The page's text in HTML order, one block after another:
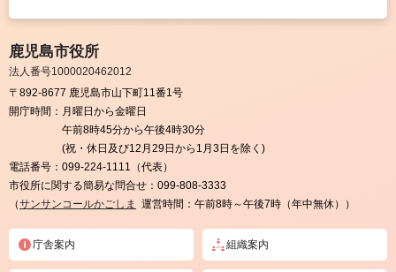
鹿児島市役所
法人番号1000020462012
〒892-8677 鹿児島市山下町11番1号
開庁時間： 月曜日から金曜日
午前8時45分から午後4時30分
(祝・休日及び12月29日から1月3日を除く)
電話番号： 099-224-1111（代表）
市役所に関する簡易な問合せ： 099-808-3333
（サンサンコールかごしま 運営時間：午前8時～午後7時（年中無休））
庁舎案内 組織案内